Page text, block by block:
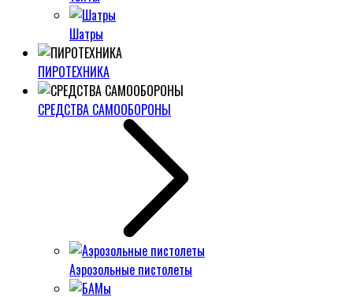
Шатры
ПИРОТЕХНИКА
СРЕДСТВА САМООБОРОНЫ
Аэрозольные пистолеты